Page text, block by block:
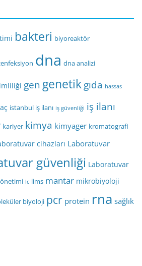
bakteri biyoreaktör
dna dna analizi
gen genetikgıda hassas
istanbul iş ilanı iş güvenliği iş ilanı
kariyer kimya kimyager kromatografi
cihazları Laboratuvar
güvenliği Laboratuvar
lc lims mantar mikrobiyoloji
biyoloji pcr protein rna sağlık